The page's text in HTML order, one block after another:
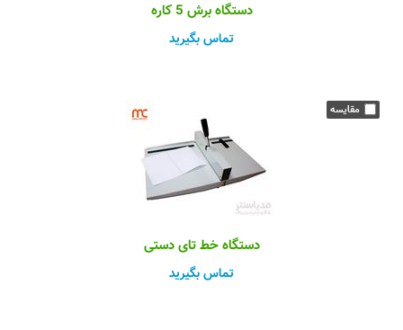
دستگاه برش 5 کاره
تماس بگیرید
دستگاه خط تای دستی
تماس بگیرید